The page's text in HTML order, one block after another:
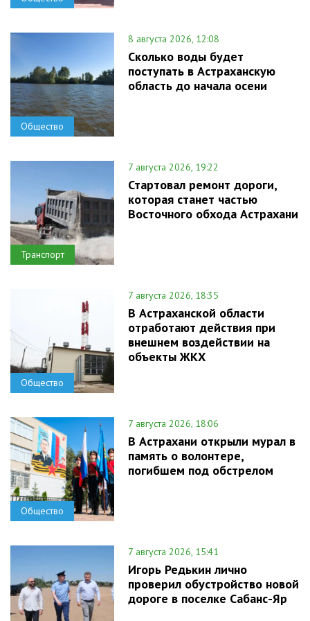
Общество
8 августа 2026, 12:08
Сколько воды будет
поступать в Астраханскую
область до начала осени
Транспорт
7 августа 2026, 19:22
Стартовал ремонт дороги,
которая станет частью
Восточного обхода Астрахани
Общество
7 августа 2026, 18:35
В Астраханской области
отработают действия при
внешнем воздействии на
объекты ЖКХ
Общество
7 августа 2026, 18:06
В Астрахани открыли мурал в
память о волонтере,
погибшем под обстрелом
7 августа 2026, 15:41
Игорь Редькин лично
проверил обустройство новой
дороге в поселке Сабанс-Яр